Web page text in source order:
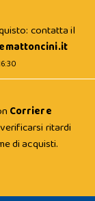
contatta il
Corriere
ritardi
di acquisti.